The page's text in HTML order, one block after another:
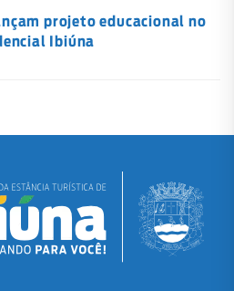
projeto educacional no
Ibiúna